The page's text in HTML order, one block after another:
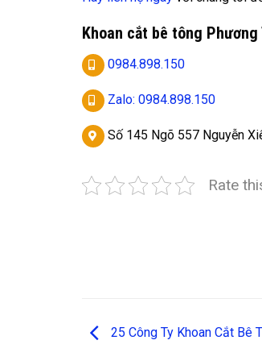
Khoan cắt bê tông Phương
0984.898.150
Zalo: 0984.898.150
Số 145 Ngõ 557 Nguyễn
Rate
25 Công Ty Khoan Cắt Bê